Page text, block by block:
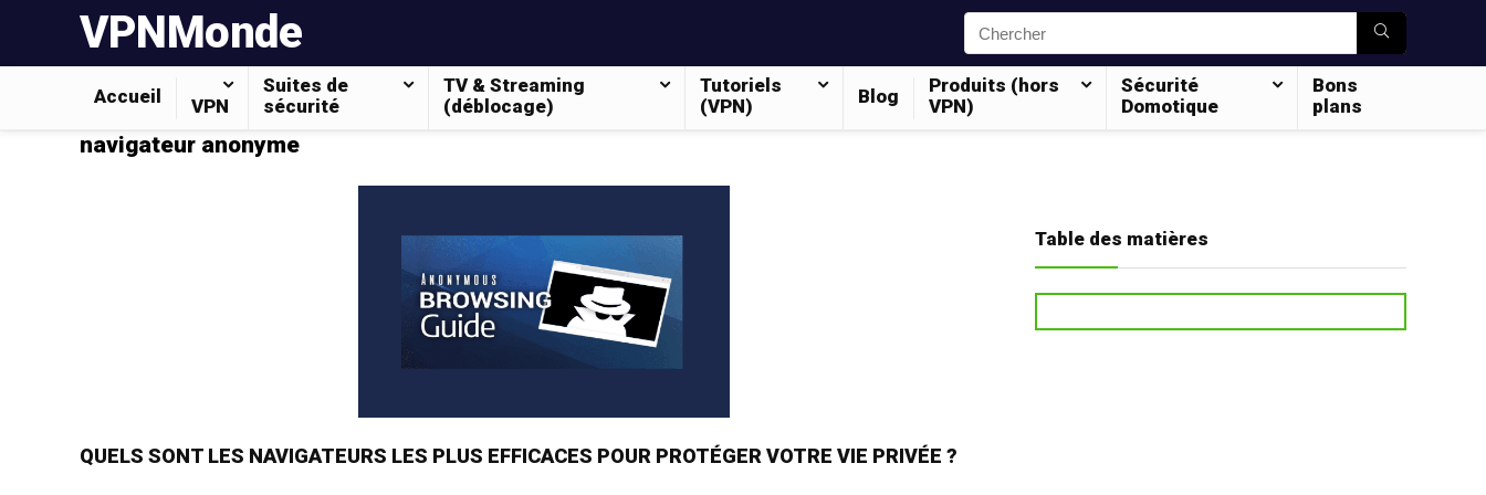
VPNMonde
Accueil VPN
Suites de
sécurité
TV & Streaming
(déblocage)
Tutoriels
(VPN)
Blog
Produits (hors
VPN)
Sécurité
Domotique
Bons
plans
navigateur anonyme
QUELS SONT LES NAVIGATEURS LES PLUS EFFICACES POUR PROTÉGER VOTRE VIE PRIVÉE ?
Table des matières